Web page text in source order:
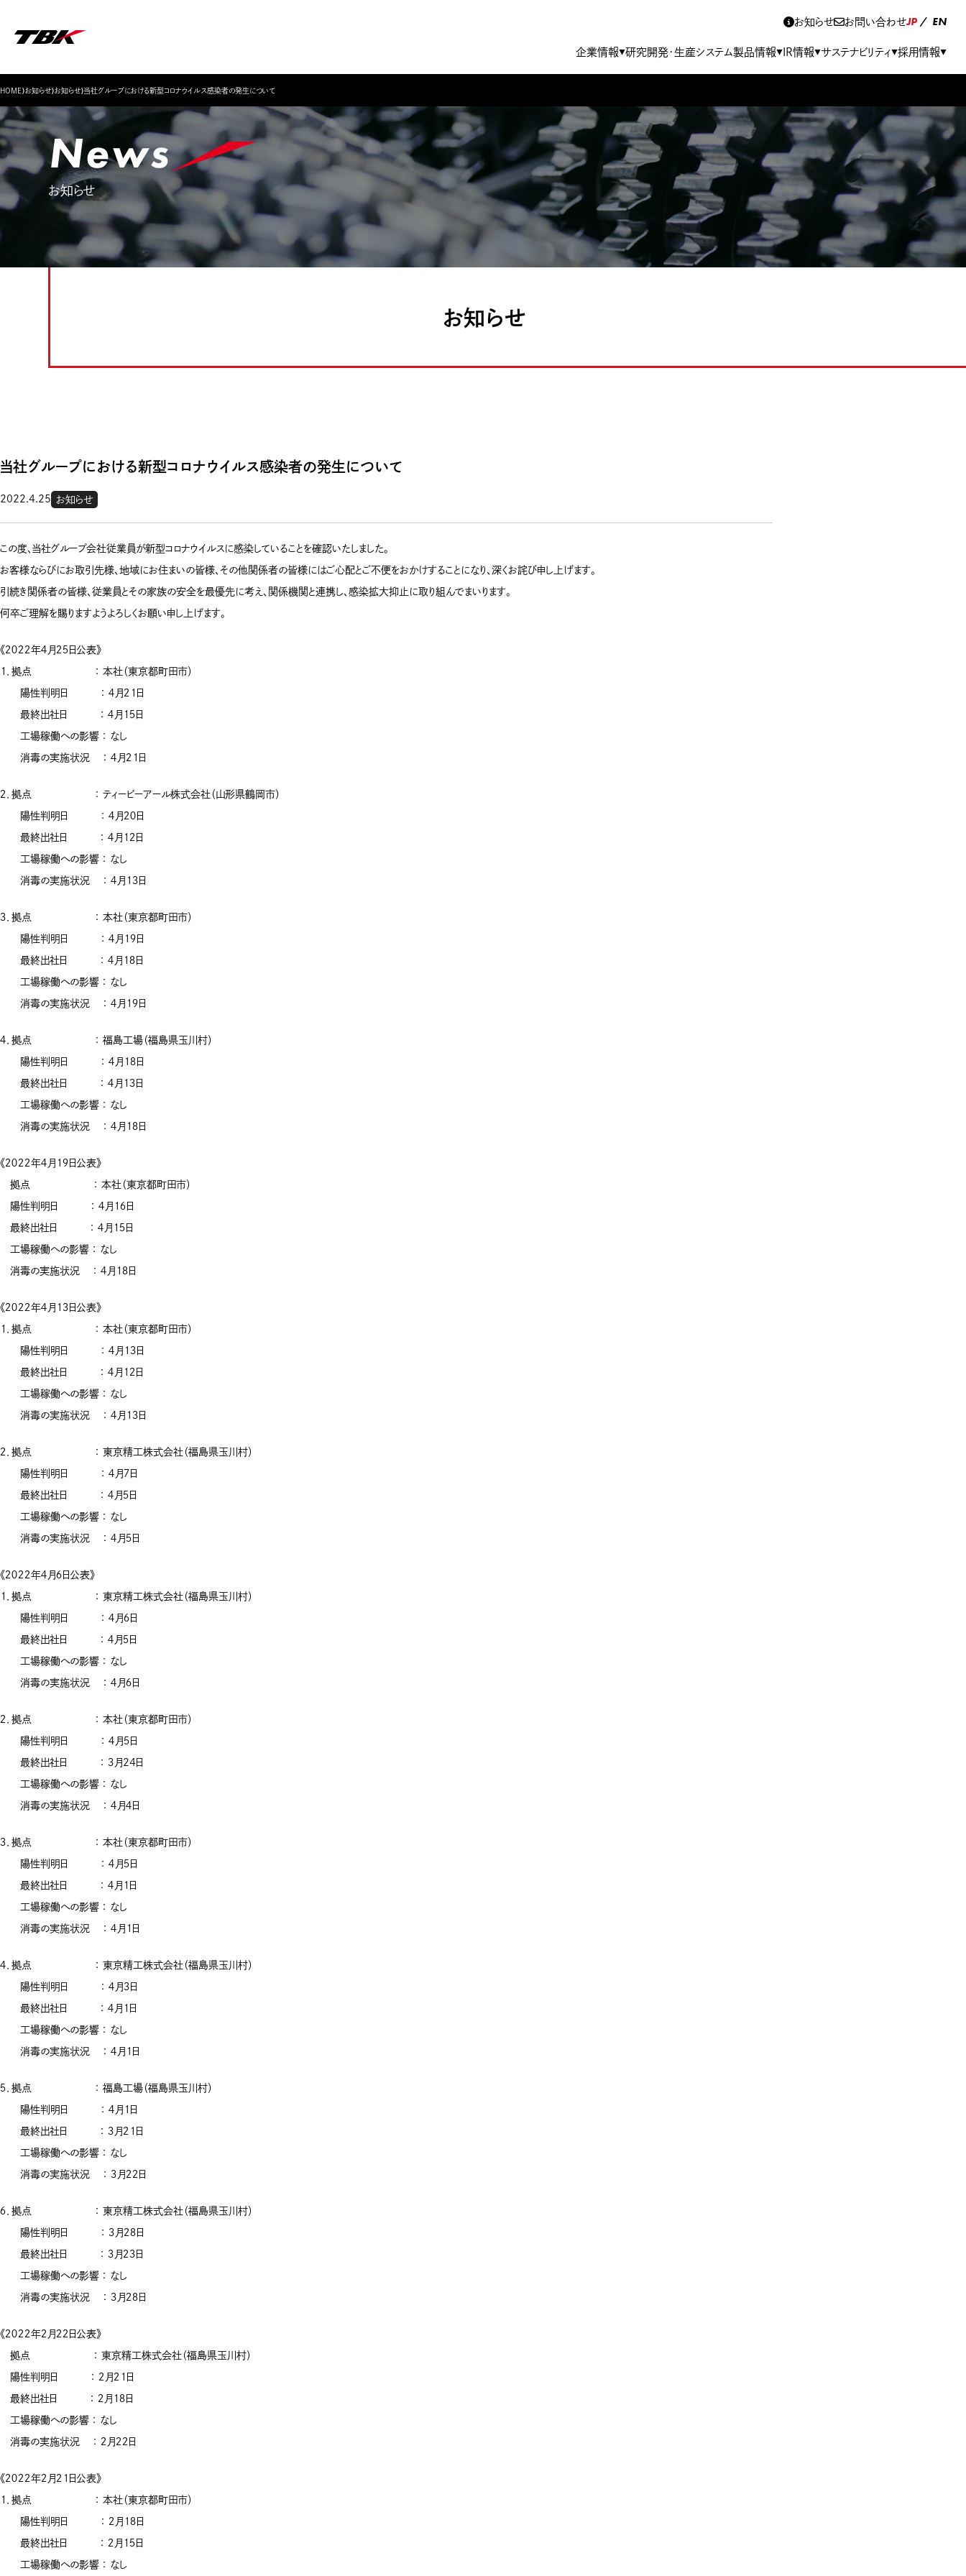
お知らせ お問い合わせJP EN
企業情報▼
品質方針 TBK WAY TBKを知る
研究開発･生産システム製品情報▼
素形材加工
IR情報▼
IRカレンダー FAQ 電子公告 免責事項
サステナビリティ▼
ガバナンス 社外からの評価 編集方針
採用情報▼
社員紹介
HOME›お知らせ›お知らせ›当社グループにおける新型コロナウイルス感染者の発生について
News
お知らせ
お知らせ
当社グループにおける新型コロナウイルス感染者の発生について
2022.4.25 お知らせ
この度、当社グループ会社従業員が新型コロナウイルスに感染していることを確認いたしました。
お客様ならびにお取引先様、地域にお住まいの皆様、その他関係者の皆様にはご心配とご不便をおかけすることになり、深くお詫び申し上げます。
引続き関係者の皆様、従業員とその家族の安全を最優先に考え、関係機関と連携し、感染拡大抑止に取り組んでまいります。
何卒ご理解を賜りますようよろしくお願い申し上げます。
《２０２２年４月２５日公表》
１．拠点 ： 本社（東京都町田市）
陽性判明日 ： ４月２１日
最終出社日 ： ４月１５日
工場稼働への影響 ： なし
消毒の実施状況 ： ４月２１日
２．拠点 ： ティービーアール株式会社（山形県鶴岡市）
陽性判明日 ： ４月２０日
最終出社日 ： ４月１２日
工場稼働への影響 ： なし
消毒の実施状況 ： ４月１３日
３．拠点 ： 本社（東京都町田市）
陽性判明日 ： ４月１９日
最終出社日 ： ４月１８日
工場稼働への影響 ： なし
消毒の実施状況 ： ４月１９日
４．拠点 ： 福島工場（福島県玉川村）
陽性判明日 ： ４月１８日
最終出社日 ： ４月１３日
工場稼働への影響 ： なし
消毒の実施状況 ： ４月１８日
《２０２２年４月１９日公表》
拠点 ： 本社（東京都町田市）
陽性判明日 ： ４月１６日
最終出社日 ： ４月１５日
工場稼働への影響 ： なし
消毒の実施状況 ： ４月１８日
《２０２２年４月１３日公表》
１．拠点 ： 本社（東京都町田市）
陽性判明日 ： ４月１３日
最終出社日 ： ４月１２日
工場稼働への影響 ： なし
消毒の実施状況 ： ４月１３日
２．拠点 ： 東京精工株式会社（福島県玉川村）
陽性判明日 ： ４月７日
最終出社日 ： ４月５日
工場稼働への影響 ： なし
消毒の実施状況 ： ４月５日
《２０２２年４月６日公表》
１．拠点 ： 東京精工株式会社（福島県玉川村）
陽性判明日 ： ４月６日
最終出社日 ： ４月５日
工場稼働への影響 ： なし
消毒の実施状況 ： ４月６日
２．拠点 ： 本社（東京都町田市）
陽性判明日 ： ４月５日
最終出社日 ： ３月24日
工場稼働への影響 ： なし
消毒の実施状況 ： ４月４日
３．拠点 ： 本社（東京都町田市）
陽性判明日 ： ４月５日
最終出社日 ： ４月１日
工場稼働への影響 ： なし
消毒の実施状況 ： ４月１日
４．拠点 ： 東京精工株式会社（福島県玉川村）
陽性判明日 ： ４月３日
最終出社日 ： ４月１日
工場稼働への影響 ： なし
消毒の実施状況 ： ４月１日
５．拠点 ： 福島工場（福島県玉川村）
陽性判明日 ： ４月１日
最終出社日 ： ３月２１日
工場稼働への影響 ： なし
消毒の実施状況 ： ３月２２日
６．拠点 ： 東京精工株式会社（福島県玉川村）
陽性判明日 ： ３月２８日
最終出社日 ： ３月２３日
工場稼働への影響 ： なし
消毒の実施状況 ： ３月２８日
《２０２２年２月２２日公表》
拠点 ： 東京精工株式会社（福島県玉川村）
陽性判明日 ： ２月２１日
最終出社日 ： ２月１８日
工場稼働への影響 ： なし
消毒の実施状況 ： ２月２２日
《２０２２年２月２１日公表》
１．拠点 ： 本社（東京都町田市）
陽性判明日 ： ２月１８日
最終出社日 ： ２月１５日
工場稼働への影響 ： なし